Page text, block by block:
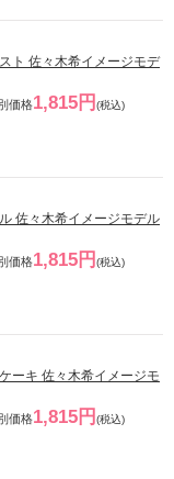
ト 佐々木希イメージモデ
価格1,815円 (税込)
佐々木希イメージモデル
価格1,815円 (税込)
ーキ 佐々木希イメージモ
価格1,815円 (税込)